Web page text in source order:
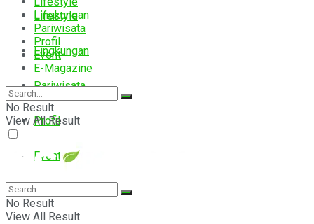
Lifestyle
Lingkungan
Pariwisata
Profil
Event
E-Magazine
Lingkungan
Pariwisata
Profil
Event
E-Magazine
No Result
View All Result
No Result
View All Result